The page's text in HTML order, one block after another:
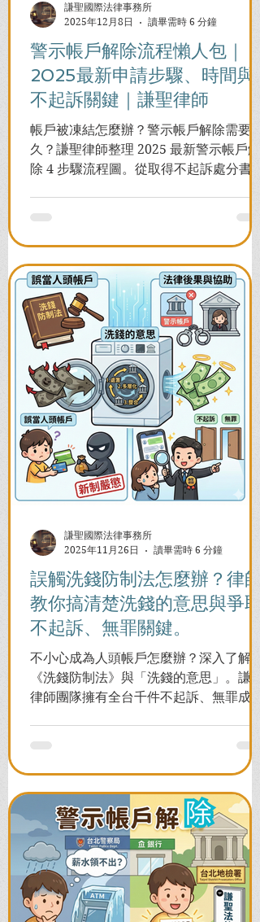
警示帳戶解除流程懶人包｜
2025最新申請步驟、時間與
不起訴關鍵｜謙聖律師
帳戶被凍結怎麼辦？警示帳戶解除需要多
久？謙聖律師整理 2025 最新警示帳戶解
除 4 步驟流程圖。從取得不起訴處分書到
謙聖國際法律事務所
2025年12月8日
讀畢需時 6 分鐘
誤觸洗錢防制法怎麼辦？律師
教你搞清楚洗錢的意思與爭取
不起訴、無罪關鍵。
不小心成為人頭帳戶怎麼辦？深入了解
《洗錢防制法》與「洗錢的意思」。謙聖
律師團隊擁有全台千件不起訴、無罪成功
謙聖國際法律事務所
2025年11月26日
讀畢需時 6 分鐘